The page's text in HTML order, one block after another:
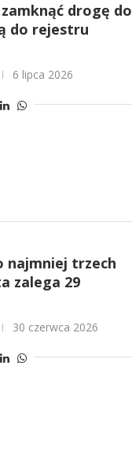
drogę do
do rejestru
6 lipca 2026
najmniej trzech
zalega 29
30 czerwca 2026